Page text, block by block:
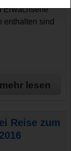
Erwachsene
enthalten sind
mehr lesen
Reise zum